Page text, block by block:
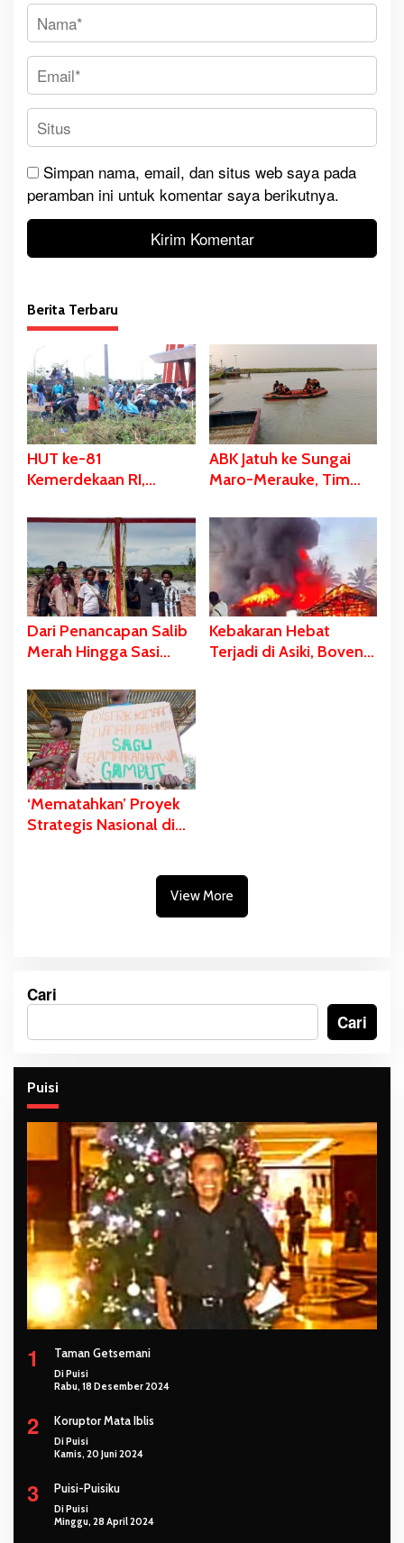
Simpan nama, email, dan situs web saya pada
peramban ini untuk komentar saya berikutnya.
Berita Terbaru
HUT ke-81
Kemerdekaan RI,
Dijadikan Tempat
Pengibaran Bendera
Merah Putih
ABK Jatuh ke Sungai
Maro-Merauke, Tim
Pencarian
Dari Penancapan Salib
Merah Hingga Sasi
Penolakan PSN
Kebakaran Hebat
Terjadi di Asiki, Boven
‘Mematahkan’ Proyek
Strategis Nasional di
View More
Cari
Cari
Puisi
1 Taman Getsemani
Di Puisi
Rabu, 18 Desember 2024
2 Koruptor Mata Iblis
Di Puisi
Kamis, 20 Juni 2024
3 Puisi-Puisiku
Di Puisi
Minggu, 28 April 2024